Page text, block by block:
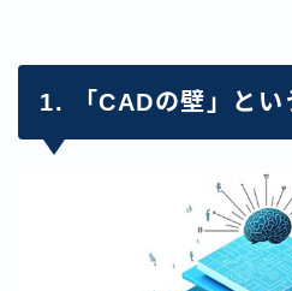
1. 「CADの壁」とい